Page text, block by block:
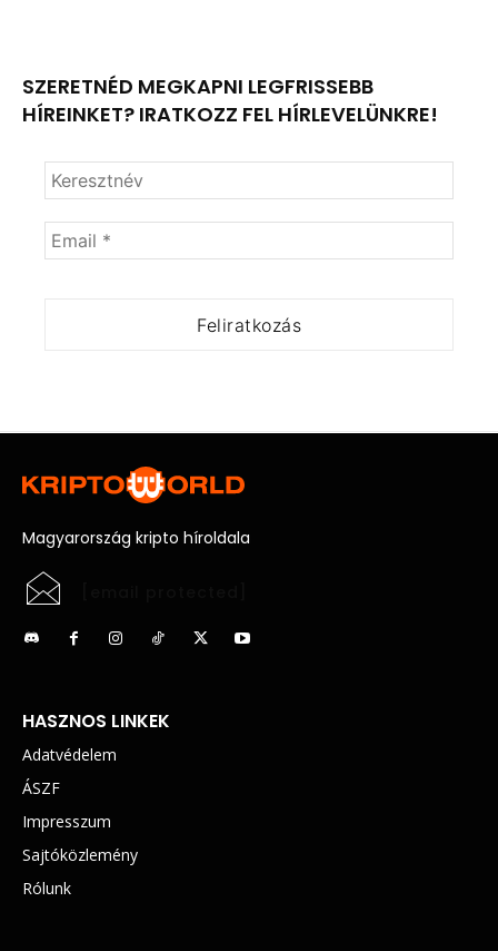
SZERETNÉD MEGKAPNI LEGFRISSEBB
HÍREINKET? IRATKOZZ FEL HÍRLEVELÜNKRE!
Magyarország kripto híroldala
HASZNOS LINKEK
Adatvédelem
ÁSZF
Impresszum
Sajtóközlemény
Rólunk